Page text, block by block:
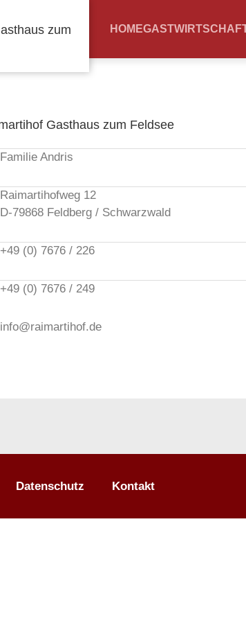
HOME
Familie Andris
Raimartihofweg 12
D-79868 Feldberg / Schwarzwald
+49 (0) 7676 / 226
+49 (0) 7676 / 249
info@raimartihof.de
Datenschutz Kontakt